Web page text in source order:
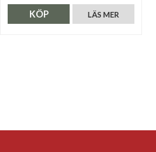
LÄS MER
KÖP